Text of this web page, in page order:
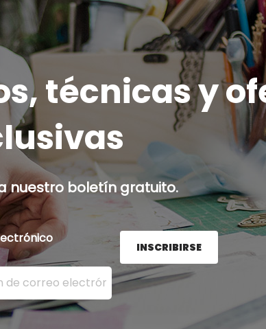
técnicas y
nuestro boletín gratuito.
correo electrónico aquí y presione el botón
INSCRIBIRSE